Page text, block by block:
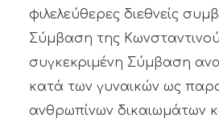
φιλελεύθερες διεθνείς
Σύμβαση της
συγκεκριμένη Σύμβαση
κατά των γυναικών ως
ανθρωπίνων δικαιωμάτων